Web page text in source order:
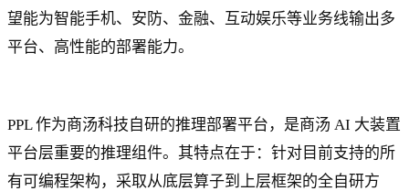
望能为智能手机、安防、金融、互动娱乐等业务线输出多
平台、高性能的部署能力。
PPL 作为商汤科技自研的推理部署平台，是商汤 AI 大装置
平台层重要的推理组件。其特点在于：针对目前支持的所
有可编程架构，采取从底层算子到上层框架的全自研方